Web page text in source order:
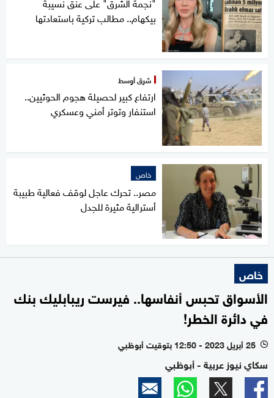
بيكهام.. مطالب تركية باستعادتها
شرق أوسط
ارتفاع كبير لحصيلة هجوم الحوثيين..
استنفار وتوتر أمني وعسكري
خاص
مصر.. تحرك عاجل لوقف فعالية طبيبة
أسترالية مثيرة للجدل
خاص
الأسواق تحبس أنفاسها.. فيرست ريبابليك بنك
في دائرة الخطر!
l 25 أبريل 2023 - 12:50 بتوقيت أبوظبي
سكاي نيوز عربية - أبوظبي